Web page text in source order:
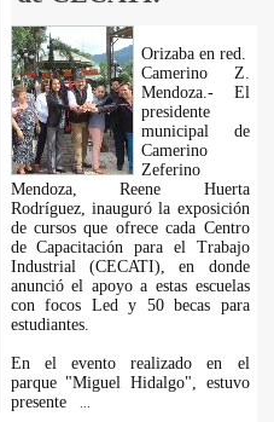
Orizaba en red.
Camerino Z.
Mendoza.- El
presidente
municipal de
Camerino
Zeferino
Mendoza, Reene Huerta
Rodríguez, inauguró la exposición
de cursos que ofrece cada Centro
de Capacitación para el Trabajo
Industrial (CECATI), en donde
anunció el apoyo a estas escuelas
con focos Led y 50 becas para
estudiantes.
En el evento realizado en el
parque "Miguel Hidalgo", estuvo
presente